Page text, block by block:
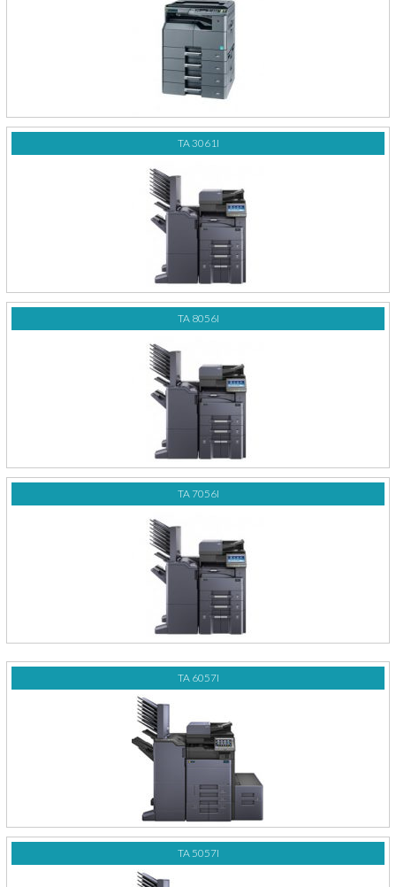
TA 3061I
TA 8056I
TA 7056I
TA 6057I
TA 5057I